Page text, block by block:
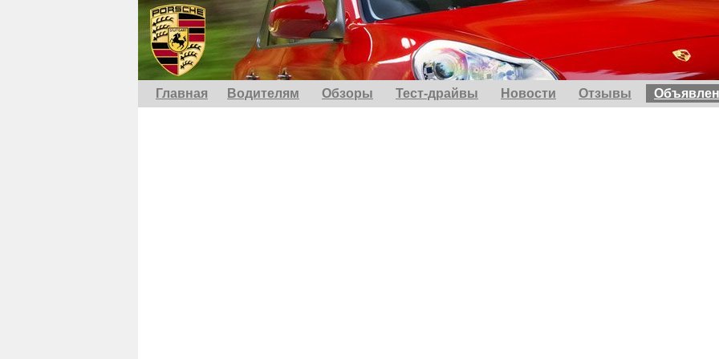
Главная Водителям Обзоры Тест-драйвы Новости Отзывы